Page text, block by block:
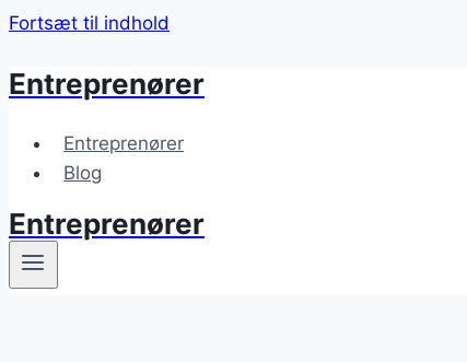
Fortsæt til indhold
Entreprenører
Entreprenører
Blog
Entreprenører